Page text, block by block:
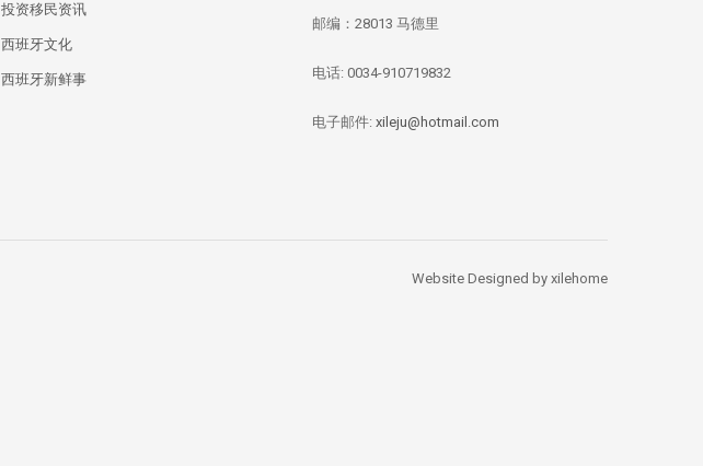
西班牙华人牛在哪
华媒：西班牙投资移
总量居榜首
【独家新闻/投资资
房价刷新记录：跌幅
投资移民资讯
西班牙文化
西班牙新鲜事
邮编：28013 马德里
电话: 0034-910719832
电子邮件: xileju@hotmail.com
Website Designed by xilehome